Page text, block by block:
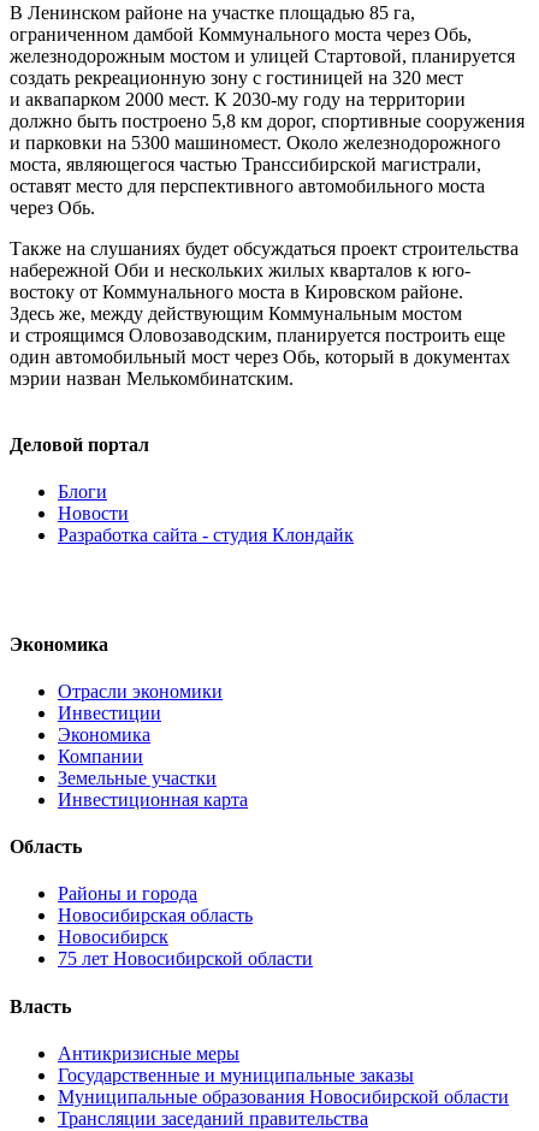
В Ленинском районе на участке площадью 85 га,
ограниченном дамбой Коммунального моста через Обь,
железнодорожным мостом и улицей Стартовой, планируется
создать рекреационную зону с гостиницей на 320 мест
и аквапарком 2000 мест. К 2030-му году на территории
должно быть построено 5,8 км дорог, спортивные сооружения
и парковки на 5300 машиномест. Около железнодорожного
моста, являющегося частью Транссибирской магистрали,
оставят место для перспективного автомобильного моста
через Обь.
Также на слушаниях будет обсуждаться проект строительства
набережной Оби и нескольких жилых кварталов к юго-
востоку от Коммунального моста в Кировском районе.
Здесь же, между действующим Коммунальным мостом
и строящимся Оловозаводским, планируется построить еще
один автомобильный мост через Обь, который в документах
мэрии назван Мелькомбинатским.
Деловой портал
Блоги
Новости
Разработка сайта - студия Клондайк
Экономика
Отрасли экономики
Инвестиции
Экономика
Компании
Земельные участки
Инвестиционная карта
Область
Районы и города
Новосибирская область
Новосибирск
75 лет Новосибирской области
Власть
Антикризисные меры
Государственные и муниципальные заказы
Муниципальные образования Новосибирской области
Трансляции заседаний правительства